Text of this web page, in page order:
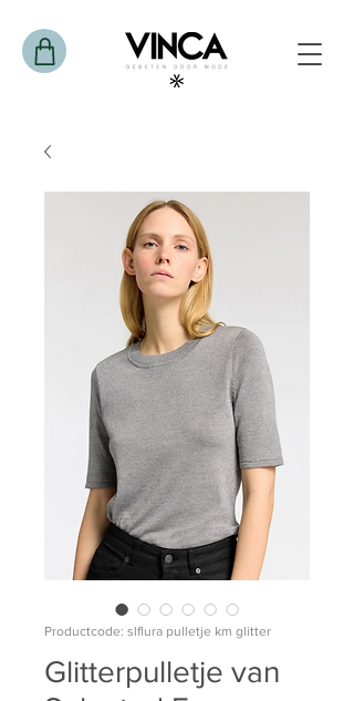
Productcode: slflura pulletje km glitter
Glitterpulletje van